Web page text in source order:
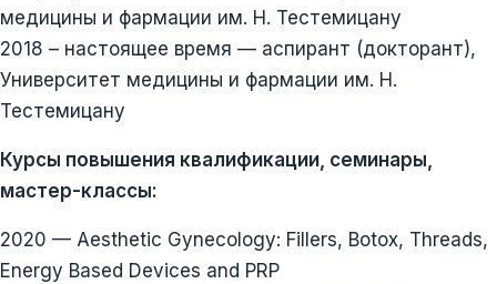
медицины и фармации им. Н. Тестемицану
2018 – настоящее время — аспирант (докторант),
Университет медицины и фармации им. Н.
Тестемицану
Курсы повышения квалификации, семинары,
мастер-классы:
2020 — Aesthetic Gynecology: Fillers, Botox, Threads,
Energy Based Devices and PRP